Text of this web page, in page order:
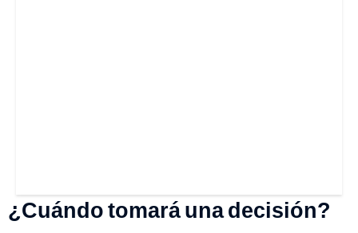
¿Cuándo tomará una decisión?